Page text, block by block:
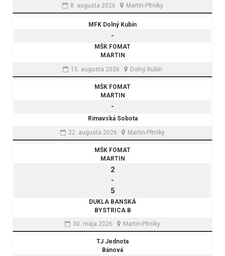
8. augusta 2026 Martin-Pltníky
MFK Dolný Kubín
-
MŠK FOMAT
MARTIN
15. augusta 2026
Dolný Kubín
MŠK FOMAT
MARTIN
-
Rimavská Sobota
22. augusta 2026
Martin-Pltníky
MŠK FOMAT
MARTIN
2
-
5
DUKLA BANSKÁ
BYSTRICA B
30. mája 2026
Martin-Pltníky
TJ Jednota
Bánová